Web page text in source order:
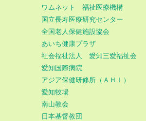
ワムネット 福祉医療機構
国立長寿医療研究センター
全国老人保健施設協会
あいち健康プラザ
社会福祉法人 愛知三愛福祉会
愛知国際病院
アジア保健研修所（ＡＨＩ）
愛知牧場
南山教会
日本基督教団